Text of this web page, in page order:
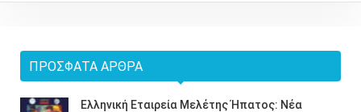
ΠΡΌΣΦΑΤΑ ΆΡΘΡΑ
Ελληνική Εταιρεία Μελέτης Ήπατος: Νέα